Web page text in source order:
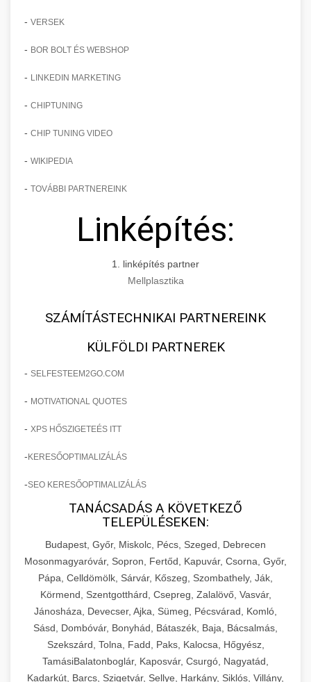
- VERSEK
- BOR BOLT ÉS WEBSHOP
- LINKEDIN MARKETING
- CHIPTUNING
- CHIP TUNING VIDEO
- WIKIPEDIA
- TOVÁBBI PARTNEREINK
Linképítés:
1. linképítés partner
Mellplasztika
SZÁMÍTÁSTECHNIKAI PARTNEREINK
KÜLFÖLDI PARTNEREK
- SELFESTEEM2GO.COM
- MOTIVATIONAL QUOTES
- XPS HŐSZIGETEÉS ITT
- KERESŐOPTIMALIZÁLÁS
-SEO KERESŐOPTIMALIZÁLÁS
TANÁCSADÁS A KÖVETKEZŐ
TELEPÜLÉSEKEN:
Budapest, Győr, Miskolc, Pécs, Szeged, Debrecen
Mosonmagyaróvár, Sopron, Fertőd, Kapuvár, Csorna, Győr,
Pápa, Celldömölk, Sárvár, Kőszeg, Szombathely, Ják,
Körmend, Szentgotthárd, Csepreg, Zalalövő, Vasvár,
Jánosháza, Devecser, Ajka, Sümeg, Pécsvárad, Komló,
Sásd, Dombóvár, Bonyhád, Bátaszék, Baja, Bácsalmás,
Szekszárd, Tolna, Fadd, Paks, Kalocsa, Hőgyész,
TamásiBalatonboglár, Kaposvár, Csurgó, Nagyatád,
Kadarkút, Barcs, Szigetvár, Sellye, Harkány, Siklós, Villány,